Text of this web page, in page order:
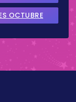
OCTUBRE